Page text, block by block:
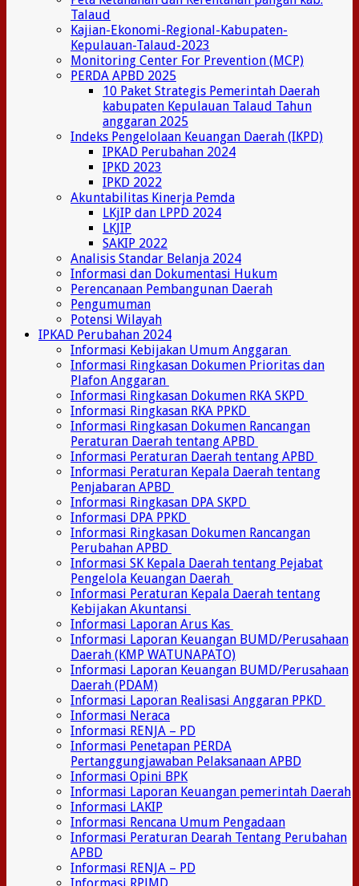
Talaud
Kajian-Ekonomi-Regional-Kabupaten-
Kepulauan-Talaud-2023
Monitoring Center For Prevention (MCP)
PERDA APBD 2025
10 Paket Strategis Pemerintah Daerah
kabupaten Kepulauan Talaud Tahun
anggaran 2025
Indeks Pengelolaan Keuangan Daerah (IKPD)
IPKAD Perubahan 2024
IPKD 2023
IPKD 2022
Akuntabilitas Kinerja Pemda
LKjIP dan LPPD 2024
LKJIP
SAKIP 2022
Analisis Standar Belanja 2024
Informasi dan Dokumentasi Hukum
Perencanaan Pembangunan Daerah
Pengumuman
Potensi Wilayah
IPKAD Perubahan 2024
Informasi Kebijakan Umum Anggaran
Informasi Ringkasan Dokumen Prioritas dan
Plafon Anggaran
Informasi Ringkasan Dokumen RKA SKPD
Informasi Ringkasan RKA PPKD
Informasi Ringkasan Dokumen Rancangan
Peraturan Daerah tentang APBD
Informasi Peraturan Daerah tentang APBD
Informasi Peraturan Kepala Daerah tentang
Penjabaran APBD
Informasi Ringkasan DPA SKPD
Informasi DPA PPKD
Informasi Ringkasan Dokumen Rancangan
Perubahan APBD
Informasi SK Kepala Daerah tentang Pejabat
Pengelola Keuangan Daerah
Informasi Peraturan Kepala Daerah tentang
Kebijakan Akuntansi
Informasi Laporan Arus Kas
Informasi Laporan Keuangan BUMD/Perusahaan
Daerah (KMP WATUNAPATO)
Informasi Laporan Keuangan BUMD/Perusahaan
Daerah (PDAM)
Informasi Laporan Realisasi Anggaran PPKD
Informasi Neraca
Informasi RENJA – PD
Informasi Penetapan PERDA
Pertanggungjawaban Pelaksanaan APBD
Informasi Opini BPK
Informasi Laporan Keuangan pemerintah Daerah
Informasi LAKIP
Informasi Rencana Umum Pengadaan
Informasi Peraturan Dearah Tentang Perubahan
APBD
Informasi RENJA – PD